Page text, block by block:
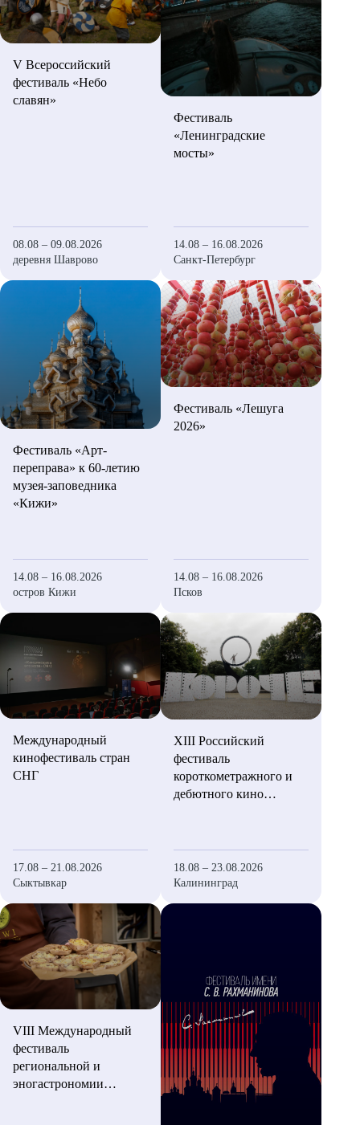
V Всероссийский
фестиваль «Небо
славян»
08.08 – 09.08.2026
деревня Шаврово
Фестиваль
«Ленинградские
мосты»
14.08 – 16.08.2026
Санкт-Петербург
Фестиваль «Арт-
переправа» к 60-летию
музея-заповедника
«Кижи»
14.08 – 16.08.2026
остров Кижи
Фестиваль «Лешуга
2026»
14.08 – 16.08.2026
Псков
Международный
кинофестиваль стран
СНГ
17.08 – 21.08.2026
Сыктывкар
XIII Российский
фестиваль
короткометражного и
дебютного кино
18.08 – 23.08.2026
Калининград
VIII Международный
фестиваль
региональной и
эногастрономии